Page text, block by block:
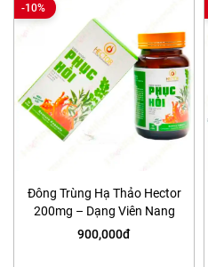
-10%
Đông Trùng Hạ Thảo Hector
200mg – Dạng Viên Nang
900,000đ